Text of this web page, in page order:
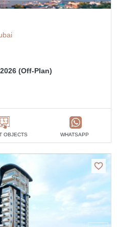
(Off-Plan)
OBJECTS WHATSAPP